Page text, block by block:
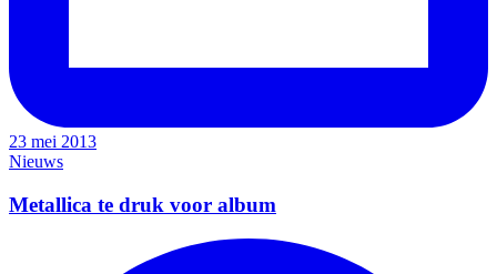
23 mei 2013
Nieuws
Metallica te druk voor album